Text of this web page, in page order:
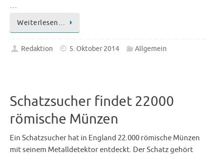
…
Weiterlesen…
Redaktion 5. Oktober 2014 Allgemein
Schatzsucher findet 22000
römische Münzen
Ein Schatzsucher hat in England 22.000 römische Münzen
mit seinem Metalldetektor entdeckt. Der Schatz gehört